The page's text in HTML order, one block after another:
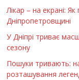
Лікар – на екрані:
Дніпропетровщині
У Дніпрі триває
сезону
Пошуки тривають:
розташування